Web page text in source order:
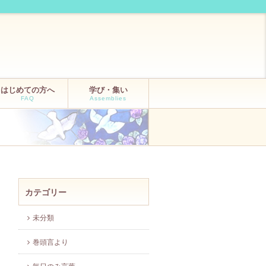
はじめての方へ
FAQ
学び・集い
Assemblies
カテゴリー
未分類
巻頭言より